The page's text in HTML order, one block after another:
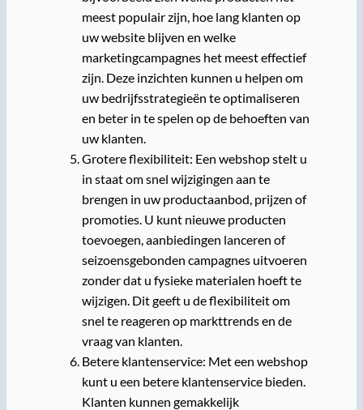
meest populair zijn, hoe lang klanten op
uw website blijven en welke
marketingcampagnes het meest effectief
zijn. Deze inzichten kunnen u helpen om
uw bedrijfsstrategieën te optimaliseren
en beter in te spelen op de behoeften van
uw klanten.
Grotere flexibiliteit: Een webshop stelt u
in staat om snel wijzigingen aan te
brengen in uw productaanbod, prijzen of
promoties. U kunt nieuwe producten
toevoegen, aanbiedingen lanceren of
seizoensgebonden campagnes uitvoeren
zonder dat u fysieke materialen hoeft te
wijzigen. Dit geeft u de flexibiliteit om
snel te reageren op markttrends en de
vraag van klanten.
Betere klantenservice: Met een webshop
kunt u een betere klantenservice bieden.
Klanten kunnen gemakkelijk